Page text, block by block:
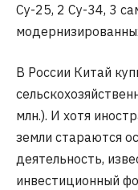
Су-25, 2 Су-34, 3
В России Китай
млн.). И хотя
земли стараются
деятельность,
инвестиционный